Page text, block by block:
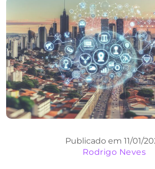
Publicado em 11/01/
Rodrigo Neves